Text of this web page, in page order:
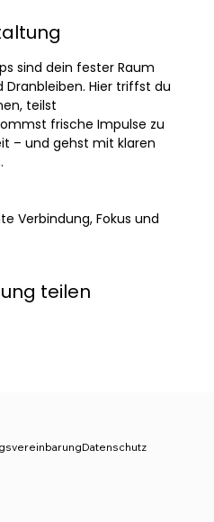
sind dein fester Raum
Hier triffst du
teilst
frische Impulse zu
– und gehst mit klaren
Verbindung, Fokus und
teilen
Datenschutz